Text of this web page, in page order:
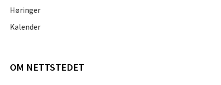
Høringer
Kalender
OM NETTSTEDET